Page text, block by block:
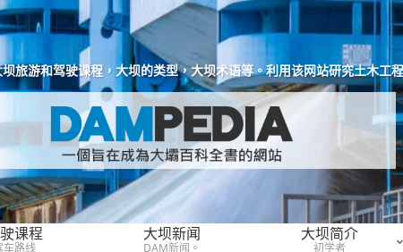
旅游和驾驶课程，大坝的类型，大坝术语等。利用该网站研究土木工
课程
车路线
大坝新闻
DAM新闻。
大坝简介
初学者